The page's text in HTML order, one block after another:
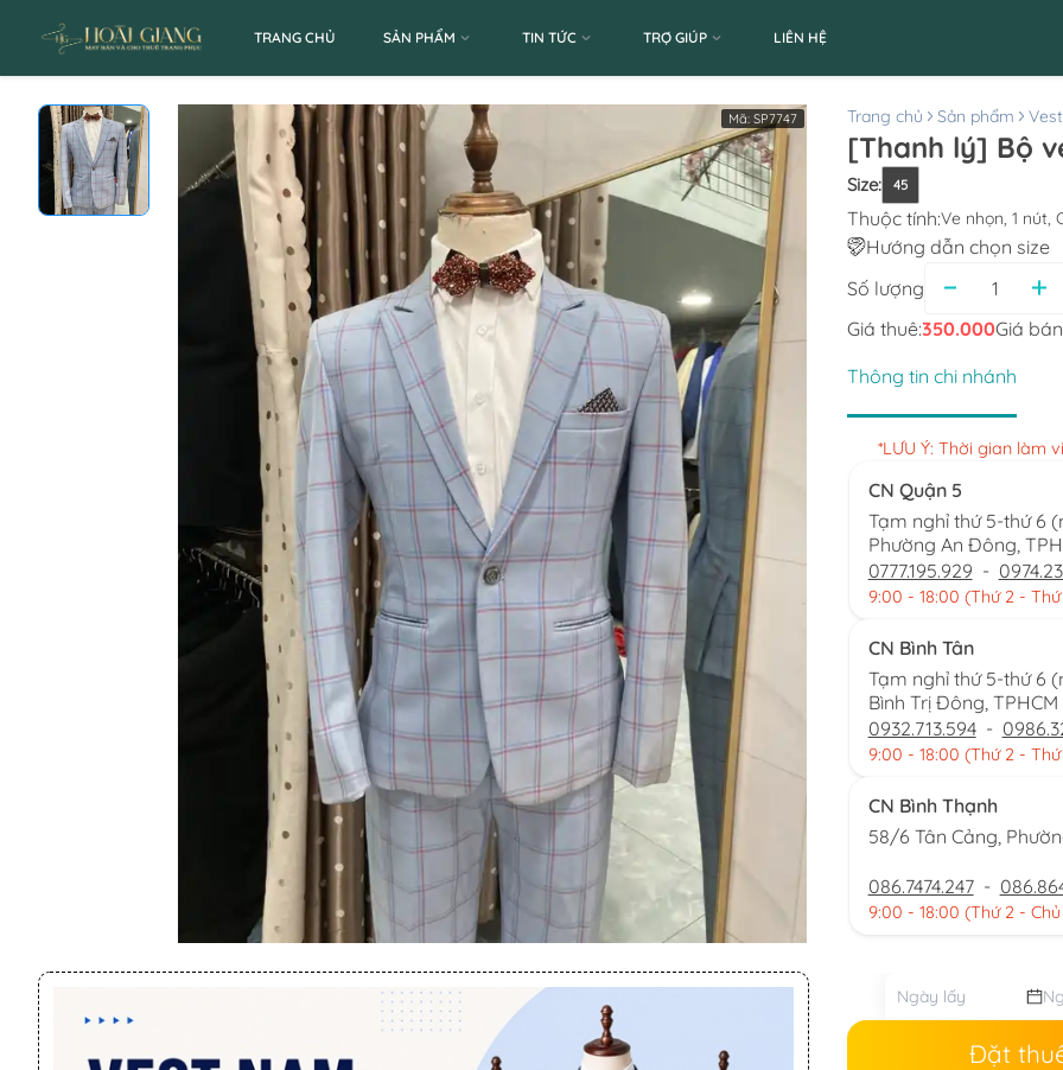
TRANG CHỦ SẢN PHẨM TIN TỨC TRỢ GIÚP LIÊN HỆ
Mã: SP7747 Trang chủ Sản phẩm
[Thanh lý] Bộ
Size: 45
Thuộc tính:Ve nhọn, 1 nút,
Hướng dẫn chọn size
Số lượng
Giá thuê:350.000Giá
Thông tin chi nhánh
*LƯU Ý: Thời gian làm
CN Quận 5
Tạm nghỉ thứ 5-thứ 6
Phường An Đông,
0777.195.929 -
9:00 - 18:00 (Thứ 2 - Thứ
CN Bình Tân
Tạm nghỉ thứ 5-thứ 6
Bình Trị Đông, TPHCM
0932.713.594 -
9:00 - 18:00 (Thứ 2 - Thứ
CN Bình Thạnh
58/6 Tân Cảng,
086.7474.247 -
9:00 - 18:00 (Thứ 2 -
Đặt